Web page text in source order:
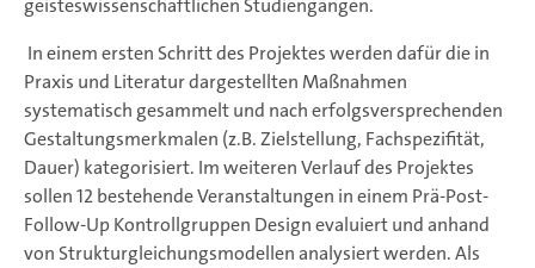
geisteswissenschaftlichen Studiengängen.
In einem ersten Schritt des Projektes werden dafür die in
Praxis und Literatur dargestellten Maßnahmen
systematisch gesammelt und nach erfolgsversprechenden
Gestaltungsmerkmalen (z.B. Zielstellung, Fachspezifität,
Dauer) kategorisiert. Im weiteren Verlauf des Projektes
sollen 12 bestehende Veranstaltungen in einem Prä-Post-
Follow-Up Kontrollgruppen Design evaluiert und anhand
von Strukturgleichungsmodellen analysiert werden. Als